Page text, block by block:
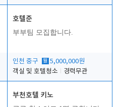
호텔준
부부팀 모집합니다.
인천 중구 월 5,000,000원
객실 및 호텔청소
경력무관
부천호텔 키노